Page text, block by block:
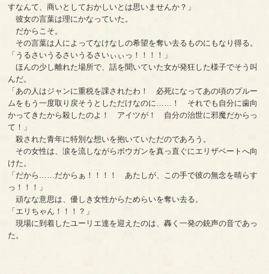
すなんて、商いとしておかしいとは思いませんか？」
彼女の言葉は理にかなっていた。
だからこそ。
その言葉は人によってなけなしの希望を奪い去るものにもなり得る。
「うるさいうるさいうるさいぃぃっ！！！！」
ほんの少し離れた場所で、話を聞いていた女が発狂した様子でそう叫
んだ。
「あの人はジャンに重税を課されたわ！ 必死になってあの頃のプルー
ムをもう一度取り戻そうとしただけなのに……！ それでも自分に歯向
かってきたから殺したのよ！ アイツが！ 自分の治世に邪魔だからっ
て！」
殺された青年に特別な想いを抱いていただのであろう。
その女性は、涙を流しながらボウガンを真っ直ぐにエリザベートへ向
けた。
「だから……だからぁ！！！！ あたしが、この手で彼の無念を晴らす
っ！！！」
頑なな意思は、優しき女性からためらいを奪い去る。
「エリちゃん！！！？」
現場に到着したユーリエ達を迎えたのは、轟く一発の銃声の音であっ
た。